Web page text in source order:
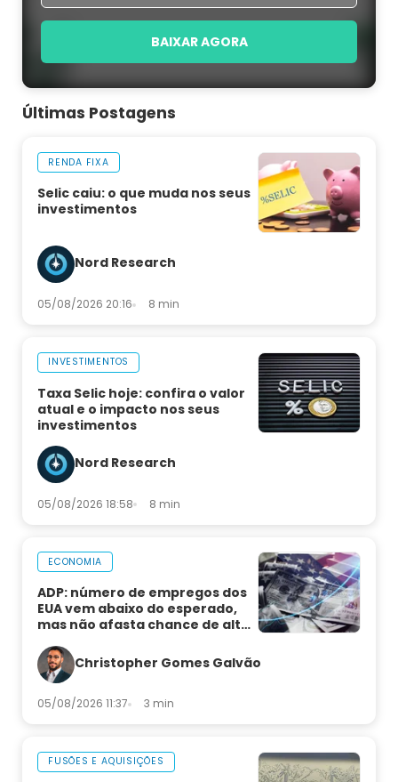
BAIXAR AGORA
Últimas Postagens
RENDA FIXA
Selic caiu: o que muda nos seus
investimentos
Nord Research
05/08/2026 20:16 8 min
INVESTIMENTOS
Taxa Selic hoje: confira o valor
atual e o impacto nos seus
investimentos
Nord Research
05/08/2026 18:58 8 min
ECONOMIA
ADP: número de empregos dos
EUA vem abaixo do esperado,
mas não afasta chance de alta
Christopher Gomes Galvão
05/08/2026 11:37 3 min
FUSÕES E AQUISIÇÕES